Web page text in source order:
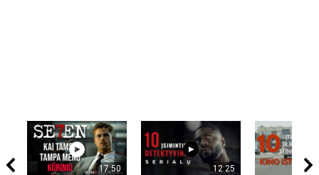
17:50 12:25